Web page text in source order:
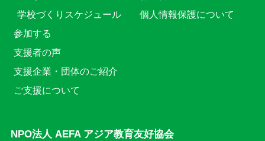
学校づくりスケジュール
参加する
支援者の声
支援企業・団体のご紹介
ご支援について
個人情報保護について
NPO法人 AEFA アジア教育友好協会